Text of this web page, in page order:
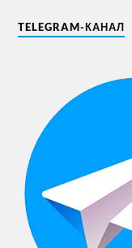
TELEGRAM-КАНАЛ